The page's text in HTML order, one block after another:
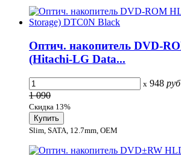
Оптич. накопитель DVD-
(Hitachi-LG Data...
x 948 руб
1 090
Скидка 13%
Slim, SATA, 12.7mm, OEM